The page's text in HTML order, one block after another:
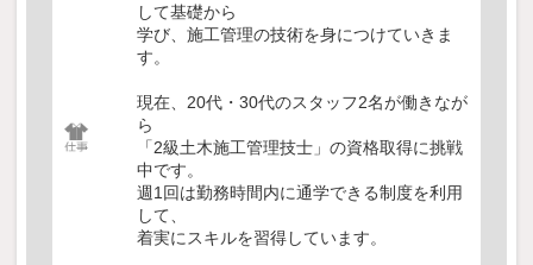
して基礎から
学び、施工管理の技術を身につけていきま
す。
現在、20代・30代のスタッフ2名が働きなが
ら
「2級土木施工管理技士」の資格取得に挑戦
中です。
週1回は勤務時間内に通学できる制度を利用
して、
着実にスキルを習得しています。